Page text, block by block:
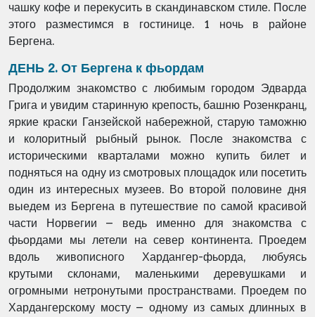
чашку кофе и перекусить в скандинавском стиле. После
этого разместимся в гостинице. 1 ночь в районе
Бергена.
ДЕНЬ 2. От Бергена к фьордам
Продолжим знакомство с любимым городом Эдварда
Грига и увидим старинную крепость, башню Розенкранц,
яркие краски Ганзейской набережной, старую таможню
и колоритный рыбный рынок. После знакомства с
историческими кварталами можно купить билет и
подняться на одну из смотровых площадок или посетить
один из интересных музеев. Во второй половине дня
выедем из Бергена в путешествие по самой красивой
части Норвегии – ведь именно для знакомства с
фьордами мы летели на север континента. Проедем
вдоль живописного Хардангер-фьорда, любуясь
крутыми склонами, маленькими деревушками и
огромными нетронутыми пространствами. Проедем по
Хардангерскому мосту – одному из самых длинных в